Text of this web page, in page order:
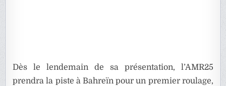
Dès le lendemain de sa présentation, l’AMR25
prendra la piste à Bahreïn pour un premier roulage,